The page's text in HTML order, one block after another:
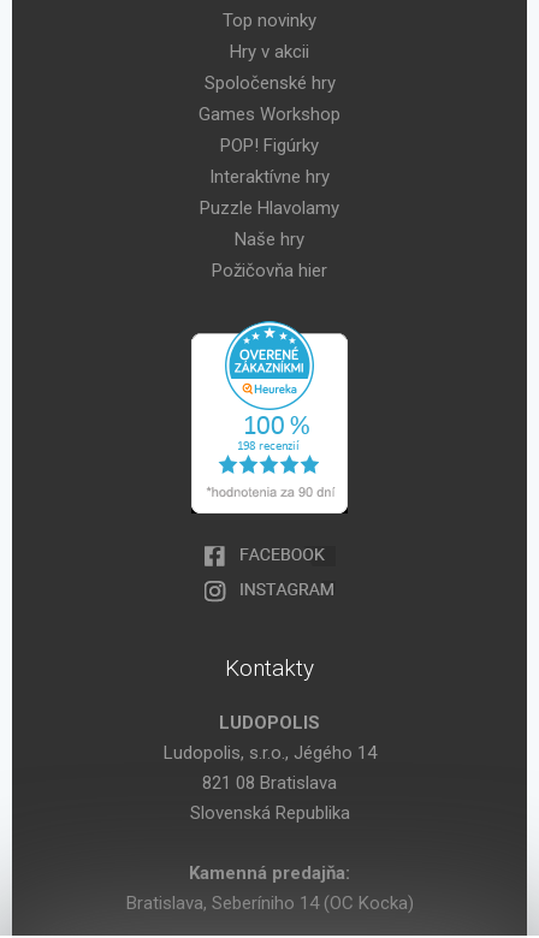
Top novinky
Hry v akcii
Spoločenské hry
Games Workshop
POP! Figúrky
Interaktívne hry
Puzzle Hlavolamy
Naše hry
Požičovňa hier
Kontakty
LUDOPOLIS
Ludopolis, s.r.o., Jégého 14
821 08 Bratislava
Slovenská Republika
Kamenná predajňa:
Bratislava, Seberíniho 14 (OC Kocka)